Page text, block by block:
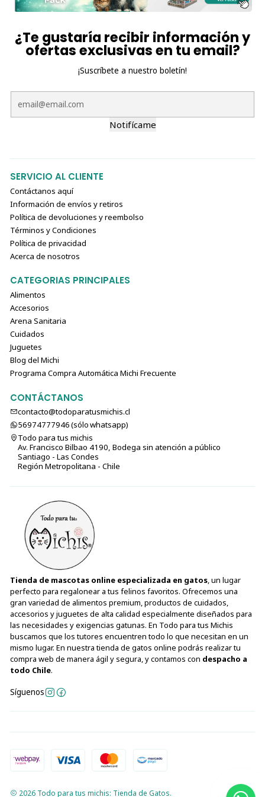
eliges una solución de calidad superior que garantiza la
proporcionando un entorno acogedor y saludable.
¿Te gustaría recibir información y
ofertas exclusivas en tu email?
¡Suscríbete a nuestro boletín!
Notifícame
SERVICIO AL CLIENTE
Contáctanos aquí
Información de envíos y retiros
Política de devoluciones y reembolso
Términos y Condiciones
Política de privacidad
Acerca de nosotros
CATEGORIAS PRINCIPALES
Alimentos
Accesorios
Arena Sanitaria
Cuidados
Juguetes
Blog del Michi
Programa Compra Automática Michi Frecuente
CONTÁCTANOS
contacto@todoparatusmichis.cl
56974777946 (sólo⁣⁣⁣⁣⁣​​​​​​​​​​​​​​​ whatsapp)
Todo para tus michis
Av. Francisco Bilbao 4190, Bodega sin atención a público
Santiago - Las Condes
Región Metropolitana - Chile
Tienda de mascotas online especializada en gatos, un lugar
perfecto para regalonear a tus felinos favoritos. Ofrecemos una
gran variedad de alimentos premium, productos de cuidados,
accesorios y juguetes de alta calidad especialmente diseñados para
las necesidades y exigencias gatunas. En Todo para tus Michis
buscamos que los tutores encuentren todo lo que necesitan en un
mismo lugar. En nuestra tienda de gatos online podrás realizar tu
compra web de manera ágil y segura, y contamos con despacho a
todo Chile.
Síguenos
2026 Todo para tus michis: Tienda de Gatos.